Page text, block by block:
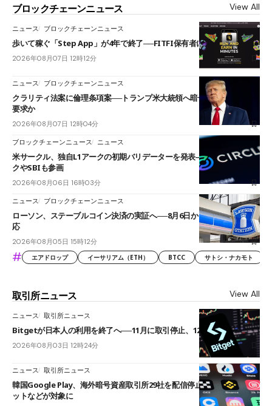
ブロックチェーンニュース View All
ニュース ブロックチェーンニュース
歩いて稼ぐ「Step App」が4年で終了──FITFI保有者に対応呼びかけ
2026年08月07日 12時12分
ニュース ブロックチェーンニュース
クラリティ法案に倫理条項案──トランプ米大統領へ暗号資産事業の売却
要求か
2026年08月07日 12時04分
ブロックチェーンニュース ニュース
米サークル、独自L1アークの初期バリデーターを発表――ブラックロッ
クやSBIも参画
2026年08月06日 16時03分
ニュース ブロックチェーンニュース
ローソン、ステーブルコイン決済の実証へ──8月6日からJPYCやUSDC対
応
2026年08月05日 15時12分
# エアドロップ イーサリアム（ETH） BTCC サトシ・ナカモト
取引所ニュース View All
ニュース 取引所ニュース
Bitgetが日本人の利用を終了へ──11月に取引停止、12月末に強制決済
2026年08月03日 12時24分
ニュース 取引所ニュース
韓国Google Play、海外暗号資産取引所29社を配信停止──OKXやバイビ
ットなどが対象に